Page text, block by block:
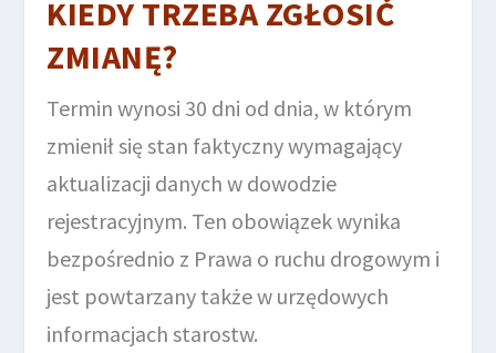
KIEDY TRZEBA ZGŁOSIĆ
ZMIANĘ?
Termin wynosi 30 dni od dnia, w którym
zmienił się stan faktyczny wymagający
aktualizacji danych w dowodzie
rejestracyjnym. Ten obowiązek wynika
bezpośrednio z Prawa o ruchu drogowym i
jest powtarzany także w urzędowych
informacjach starostw.